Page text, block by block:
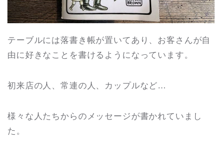
テーブルには落書き帳が置いてあり、お客さんが自
由に好きなことを書けるようになっています。
初来店の人、常連の人、カップルなど…
様々な人たちからのメッセージが書かれていまし
た。